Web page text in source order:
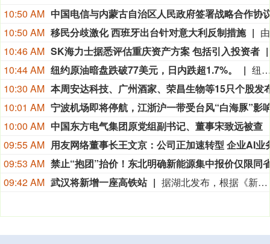
10:50 AM
10:50 AM 移民分歧激化 西班牙出台针对意大利反制措施
10:46 AM SK海力士据悉评估重庆资产方案 包括引入投资者
10:44 AM 纽约原油暗盘跌破77美元，日内跌超1.7%。
纽约原油暗盘跌破77美元
10:30 AM
10:01 AM
10:00 AM 中国东方电气集团原党组副书记、董事宋致远被查
09:55 AM
09:53 AM
09:42 AM 武汉将新增一座高铁站 据湖北发布，根据《新建合肥至武汉高速铁路长江新区站站房工程及天河站站区相关工程HWZF-1(HBSJ-202401TL-010023001)资审文件公告》，长江新区站计划开工时间和竣工时间均已明确：计划开工日期2026年9月1日，计划竣工日期2028年6月30日，计划工期668日历天。长江新区站位于武汉中北部，北靠黄陂区，南依长江新城。车站西距武汉天河站22.86km，东距红安站24.726km。